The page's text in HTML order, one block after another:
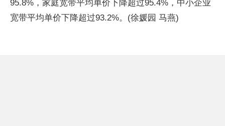
95.8%，家庭宽带平均单价下降超过95.4%，中小企业
宽带平均单价下降超过93.2%。(徐媛园 马燕)